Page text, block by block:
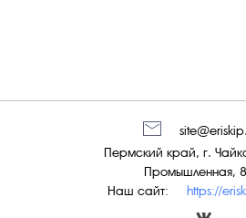
Наш сайт: https://
Пермский край, г.
Промышленная,